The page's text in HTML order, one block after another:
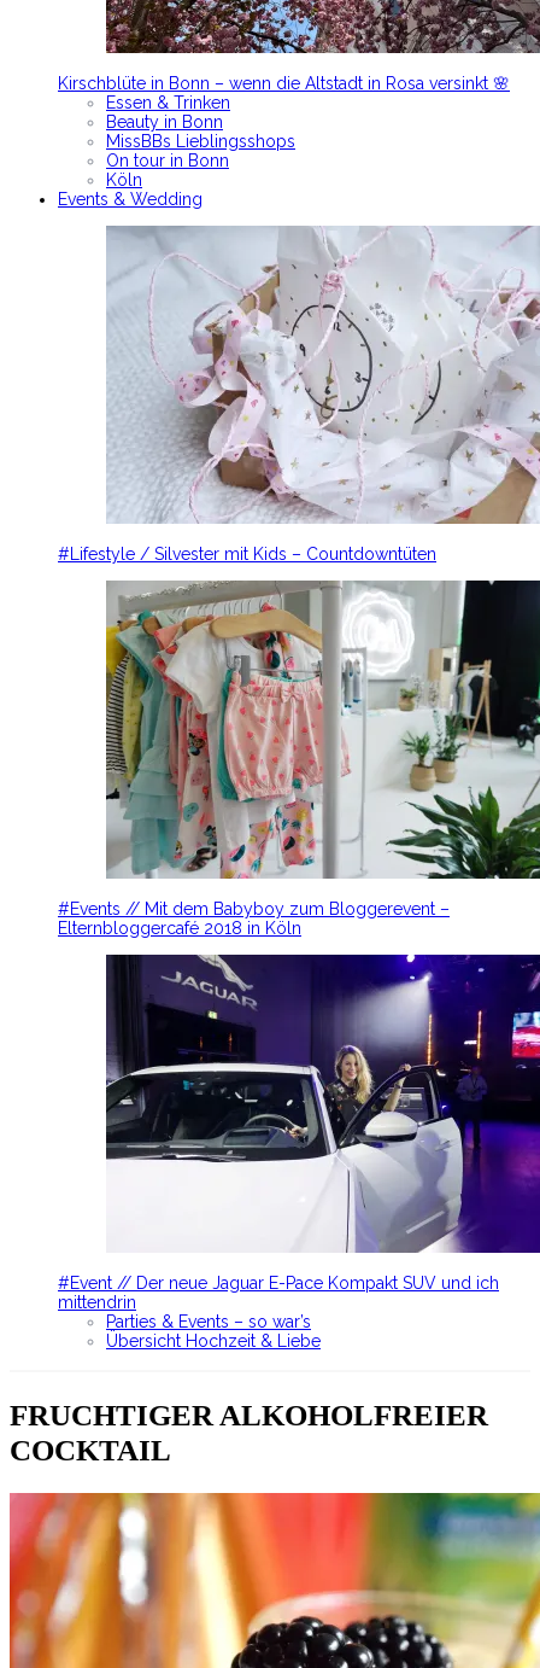
Kirschblüte in Bonn – wenn die Altstadt in Rosa versinkt 🌸
Essen & Trinken
Beauty in Bonn
MissBBs Lieblingsshops
On tour in Bonn
Köln
Events & Wedding
#Lifestyle / Silvester mit Kids – Countdowntüten
#Events // Mit dem Babyboy zum Bloggerevent –
Elternbloggercafé 2018 in Köln
#Event // Der neue Jaguar E-Pace Kompakt SUV und ich
mittendrin
Parties & Events – so war’s
Übersicht Hochzeit & Liebe
FRUCHTIGER ALKOHOLFREIER
COCKTAIL